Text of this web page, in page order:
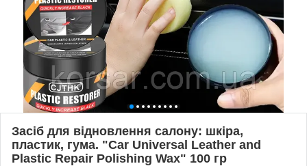
Засіб для відновлення салону: шкіра,
пластик, гума. "Car Universal Leather and
Plastic Repair Polishing Wax" 100 гр